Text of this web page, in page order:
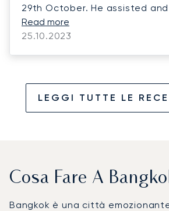
29th October. He assisted
at the best he could. Hence,
company owner's high
Read more
25.10.2023
LEGGI TUTTE LE
Cosa Fare A
Bangkok è una città